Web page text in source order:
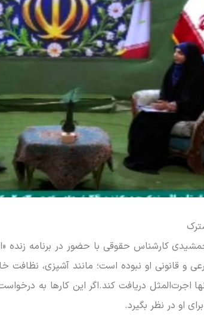
کارشناس حقوقی با حضور در برنامه زنده
و قانونی او نبوده است؛ مانند آشپزی، نظافت
اجرت‌المثل دریافت کند.اگر این کار‌ها به
او در نظر بگیرد.